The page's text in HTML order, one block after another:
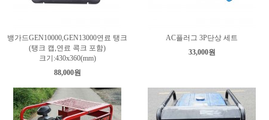
뱅가드GEN10000,GEN13000연료 탱크
(탱크 캡,연료 콕크 포함)
크기:430x360(mm)
88,000원
AC플러그 3P단상 세트
33,000원